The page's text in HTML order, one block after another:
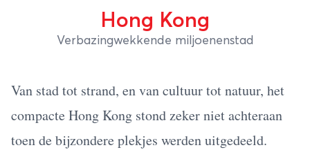
Hong Kong
Verbazingwekkende miljoenenstad
Van stad tot strand, en van cultuur tot natuur, het
compacte Hong Kong stond zeker niet achteraan
toen de bijzondere plekjes werden uitgedeeld.